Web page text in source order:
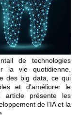
de technologies
la vie quotidienne.
des big data, ce qui
et d'améliorer le
article présente les
de l'IA et la